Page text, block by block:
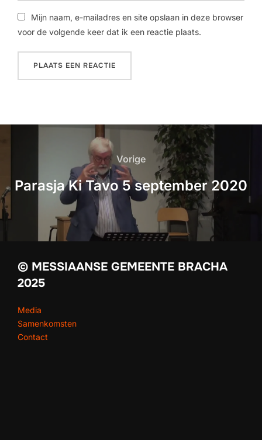
Mijn naam, e-mailadres en site opslaan in deze browser
voor de volgende keer dat ik een reactie plaats.
Vorige
Parasja Ki Tavo 5 september 2020
© MESSIAANSE GEMEENTE BRACHA
2025
Media
Samenkomsten
Contact